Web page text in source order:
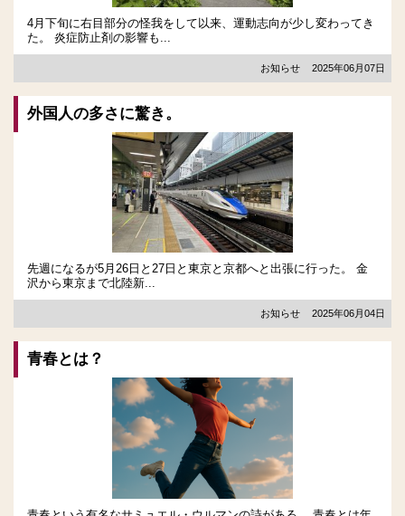
4月下旬に右目部分の怪我をして以来、運動志向が少し変わってき
た。 炎症防止剤の影響も...
お知らせ 2025年06月07日
外国人の多さに驚き。
先週になるが5月26日と27日と東京と京都へと出張に行った。 金
沢から東京まで北陸新...
お知らせ 2025年06月04日
青春とは？